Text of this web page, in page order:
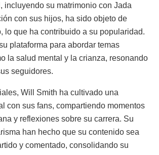
incluyendo su matrimonio con Jada
con sus hijos, ha sido objeto de
lo que ha contribuido a su popularidad.
plataforma para abordar temas
la salud mental y la crianza, resonando
seguidores.
Will Smith ha cultivado una
con sus fans, compartiendo momentos
y reflexiones sobre su carrera. Su
han hecho que su contenido sea
y comentado, consolidando su